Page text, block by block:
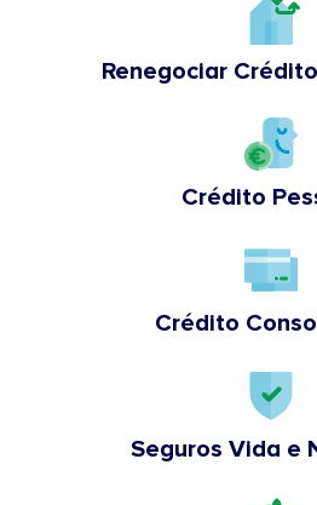
Renegociar
Crédito
Crédito
Seguros Vida e